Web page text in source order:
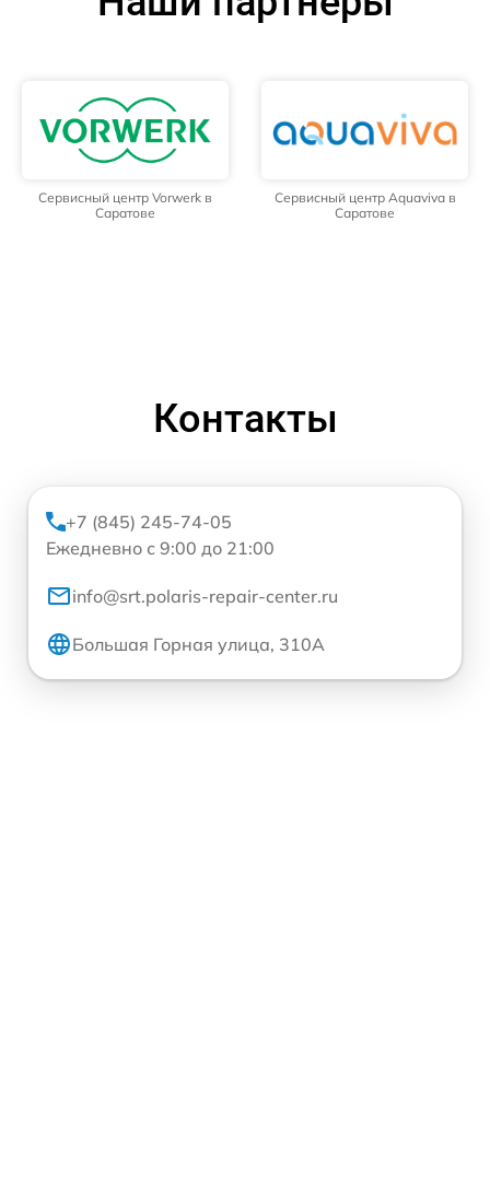
Сервисный центр Vorwerk в
Саратове
Сервисный центр Aquaviva в
Саратове
Контакты
+7 (845) 245-74-05
Ежедневно с 9:00 до 21:00
info@srt.polaris-repair-center.ru
Большая Горная улица, 310А